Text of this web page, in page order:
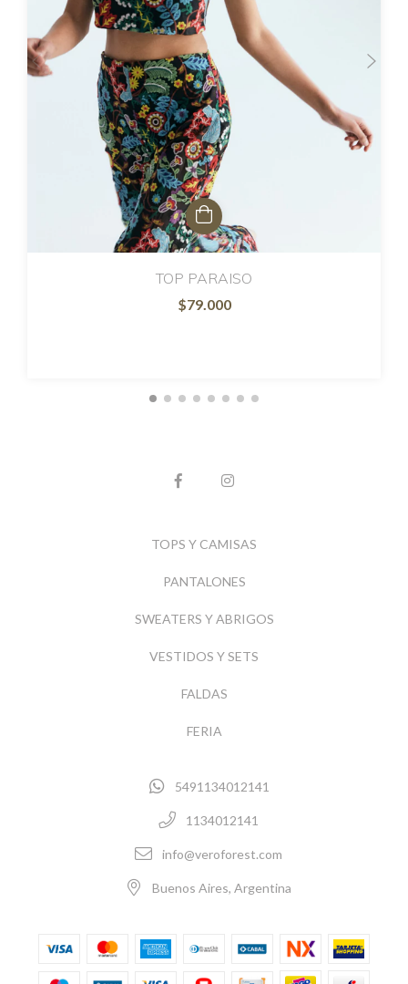
TOP PARAISO
$79.000
TOPS Y CAMISAS
PANTALONES
SWEATERS Y ABRIGOS
VESTIDOS Y SETS
FALDAS
FERIA
5491134012141
1134012141
info@veroforest.com
Buenos Aires, Argentina